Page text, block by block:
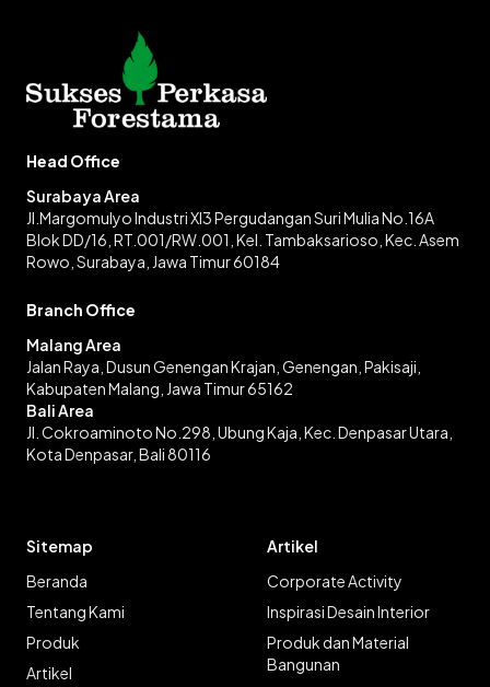
Head Office
Surabaya Area
Jl.Margomulyo Industri XI3 Pergudangan Suri Mulia No.16A
Blok DD/16, RT.001/RW.001, Kel. Tambaksarioso, Kec. Asem
Rowo, Surabaya, Jawa Timur 60184
Branch Office
Malang Area
Jalan Raya, Dusun Genengan Krajan, Genengan, Pakisaji,
Kabupaten Malang, Jawa Timur 65162
Bali Area
Jl. Cokroaminoto No.298, Ubung Kaja, Kec. Denpasar Utara,
Kota Denpasar, Bali 80116
Sitemap
Beranda
Tentang Kami
Produk
Artikel
Artikel
Corporate Activity
Inspirasi Desain Interior
Produk dan Material
Bangunan